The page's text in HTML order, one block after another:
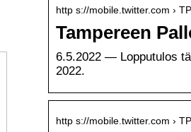
http s://mobile.twitter.com ›
Tampereen
6.5.2022 — Lopputulos
2022.
http s://mobile.twitter.com ›